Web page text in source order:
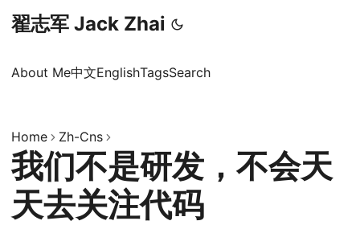
翟志军 Jack Zhai
About Me中文EnglishTagsSearch
Home Zh-Cns
我们不是研发，不会天
天去关注代码